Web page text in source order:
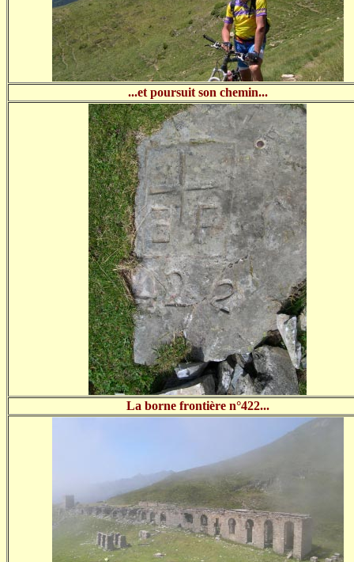
...et poursuit son chemin...
La borne frontière n°422...